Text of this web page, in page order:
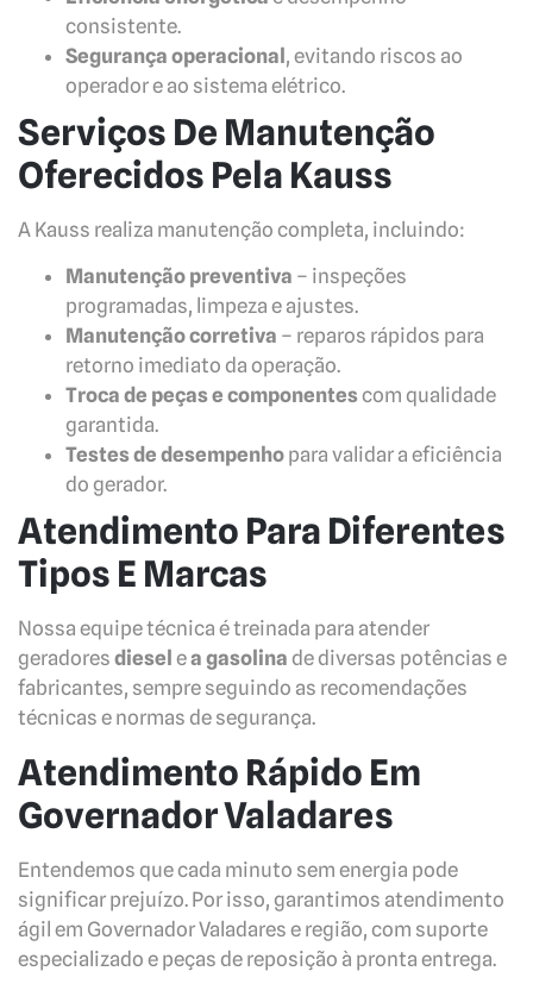
consistente.
Segurança operacional, evitando riscos ao
operador e ao sistema elétrico.
Serviços De Manutenção
Oferecidos Pela Kauss
A Kauss realiza manutenção completa, incluindo:
Manutenção preventiva – inspeções
programadas, limpeza e ajustes.
Manutenção corretiva – reparos rápidos para
retorno imediato da operação.
Troca de peças e componentescom qualidade
garantida.
Testes de desempenho para validar a eficiência
do gerador.
Atendimento Para Diferentes
Tipos E Marcas
Nossa equipe técnica é treinada para atender
geradores diesel ea gasolina de diversas potências e
fabricantes, sempre seguindo as recomendações
técnicas e normas de segurança.
Atendimento Rápido Em
Governador Valadares
Entendemos que cada minuto sem energia pode
significar prejuízo. Por isso, garantimos atendimento
ágil em Governador Valadares e região, com suporte
especializado e peças de reposição à pronta entrega.